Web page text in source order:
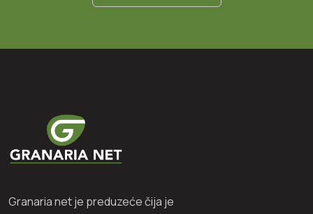
Granaria net je preduzeće čija je